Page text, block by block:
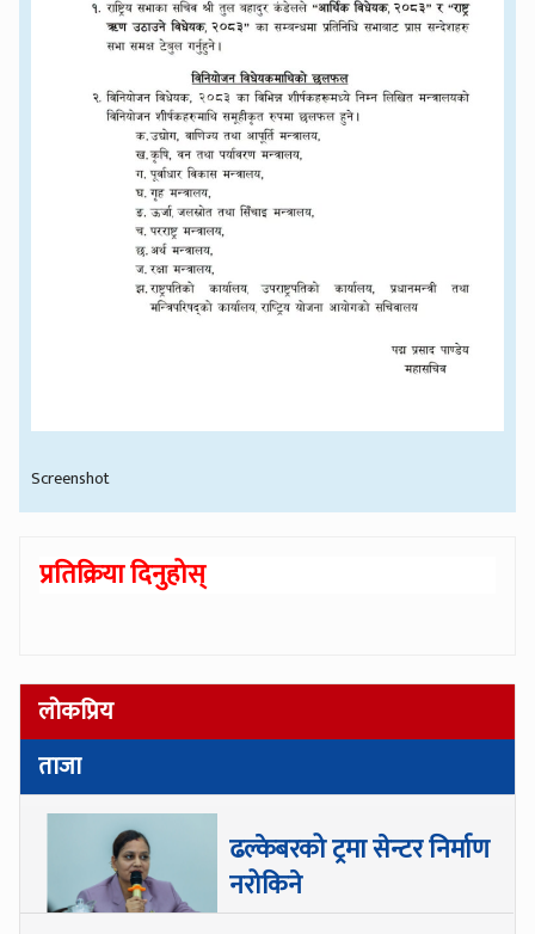
Screenshot
प्रतिक्रिया दिनुहोस्
लोकप्रिय
ताजा
ढल्केबरको ट्रमा सेन्टर निर्माण
नरोकिने